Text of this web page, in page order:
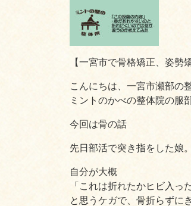
【一宮市で骨格矯正、姿勢
こんにちは、一宮市瀬部の
ミントのかべの整体院の服
今回は骨の話
先日部活で突き指をした娘
自分が大概
「これは折れたかヒビ入っ
と思うケガで、骨折らずに